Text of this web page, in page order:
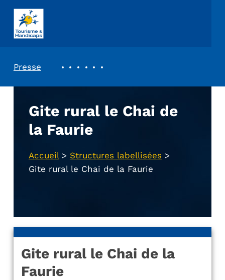
ASSOCIATION TOURISME ET HANDICAPS
Presse
Gite rural le Chai de
la Faurie
Accueil> Structures labellisées >
Gite rural le Chai de la Faurie
Gite rural le Chai de la
Faurie